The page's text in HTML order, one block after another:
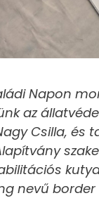
Napon
az
Csilla, és
nevű